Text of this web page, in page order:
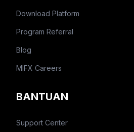
Download Platform
Program Referral
Blog
MIFX Careers
BANTUAN
Support Center